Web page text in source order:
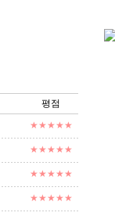
평점
★★★★★
★★★★★
★★★★★
★★★★★